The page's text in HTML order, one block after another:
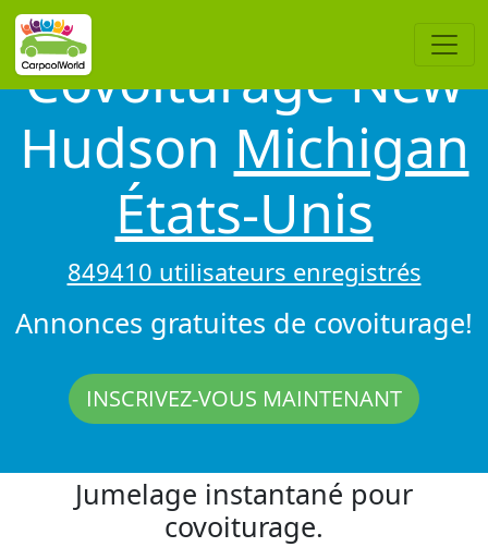
Covoiturage New
Hudson Michigan
États-Unis
849410 utilisateurs enregistrés
Annonces gratuites de covoiturage!
INSCRIVEZ-VOUS MAINTENANT
Jumelage instantané pour
covoiturage.